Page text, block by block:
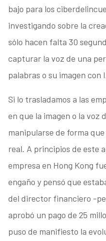
bajo para los
investigando sobre la
sólo hacen falta 30
capturar la voz de una
palabras o su imagen con
Si lo trasladamos a las
en que la imagen o la voz
manipularse de forma
real. A principios de este
empresa en Hong Kong
engaño y pensó que
del director financiero -
aprobó un pago de 25
puso de manifiesto la